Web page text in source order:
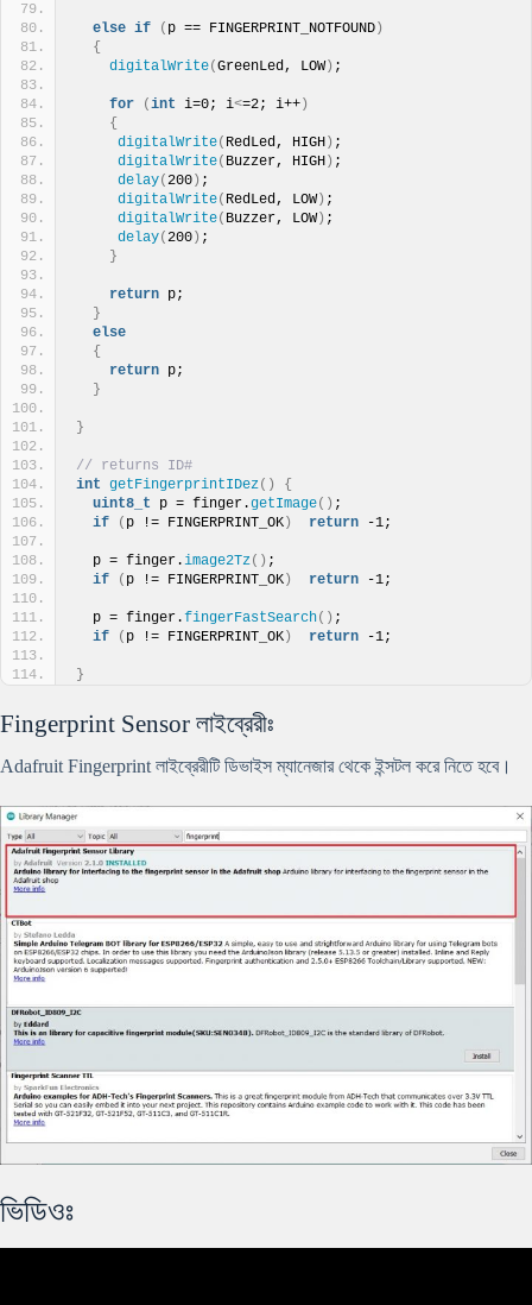
else if ( p == FINGERPRINT_NOTFOUND)
{
digitalWrite(GreenLed, LOW) ;
for (int i=0; i<=2; i++)
{
digitalWrite( RedLed, HIGH) ;
digitalWrite( Buzzer, HIGH) ;
delay(200) ;
digitalWrite( RedLed, LOW) ;
digitalWrite( Buzzer, LOW) ;
delay(200) ;
}
return p;
}
else
{
return p;
}
}
// returns ID#
int getFingerprintIDez()
{
uint8_t p = finger.getImage() ;
if
( p != FINGERPRINT_OK) return -1;
  p = finger.
image2Tz() ;
if
( p != FINGERPRINT_OK) return -1;
  p = finger.
fingerFastSearch() ;
if
( p != FINGERPRINT_OK) return -1;
}
Fingerprint Sensor লাইব্রেরীঃ
Adafruit Fingerprint লাইব্রেরীটি ডিভাইস ম্যানেজার থেকে ইন্সটল করে নিতে হবে।
ভিডিওঃ